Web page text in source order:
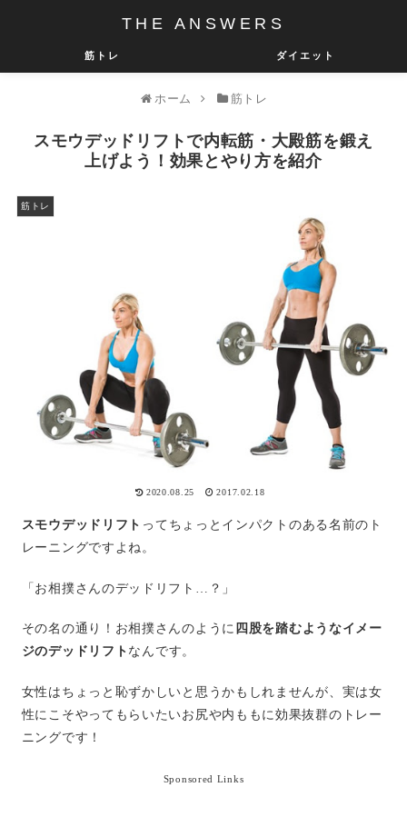
THE ANSWERS
筋トレ ダイエット
ホーム 筋トレ
スモウデッドリフトで内転筋・大殿筋を鍛え
上げよう！効果とやり方を紹介
筋トレ
2020.08.25 2017.02.18
スモウデッドリフト ってちょっとインパクトのある名前のト
レーニングですよね。
「お相撲さんのデッドリフト…？」
その名の通り！お相撲さんのように 四股を踏むようなイメー
ジのデッドリフト なんです。
女性はちょっと恥ずかしいと思うかもしれませんが、実は女
性にこそやってもらいたいお尻や内ももに効果抜群のトレー
ニングです！
Sponsored Links